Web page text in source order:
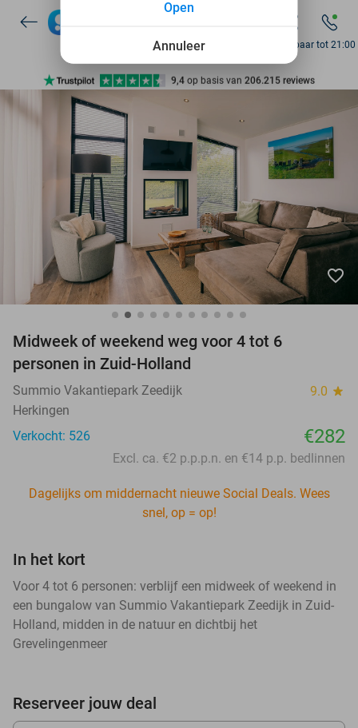
7 dagen per week beschikbaar
10+ miljoen leden
Ontdek 15.000+ deals
7 dagen per week beschikbaar
10+ miljoen leden
Bereikbaar tot 21:00
favorite_border
Midweek of weekend weg voor 4 tot 6
personen in Zuid-Holland
Summio Vakantiepark Zeedijk 9.0 star
Herkingen
Verkocht: 526
€282
Excl. ca. €2 p.p.p.n. en €14 p.p. bedlinnen
Dagelijks om middernacht nieuwe Social Deals. Wees
snel, op = op!
In het kort
Voor 4 tot 6 personen: verblijf een midweek of weekend in
een bungalow van Summio Vakantiepark Zeedijk in Zuid-
Holland, midden in de natuur en dichtbij het
Grevelingenmeer
Reserveer jouw deal
Annuleer
Open